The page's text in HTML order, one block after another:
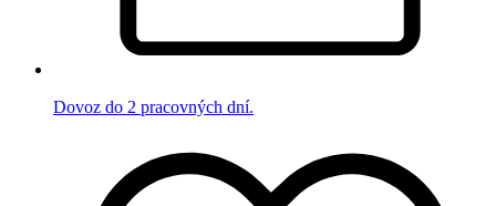
Dovoz do 2 pracovných dní.